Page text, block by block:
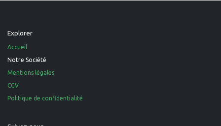
Explorer
Accueil
Notre Société
Mentions légales
CGV
Politique de confidentialité